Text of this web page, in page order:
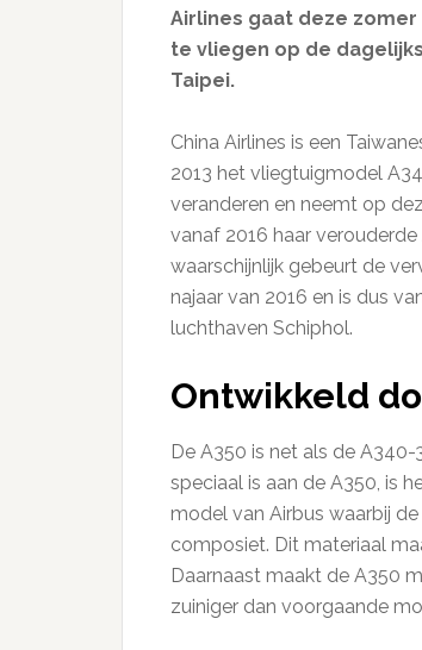
Airlines gaat deze
te vliegen op de
Taipei.
China Airlines is een
2013 het vliegtuigmodel
veranderen en neemt op
vanaf 2016 haar
waarschijnlijk gebeurt de
najaar van 2016 en is dus
luchthaven Schiphol.
Ontwikkeld
De A350 is net als de
speciaal is aan de A350, is
model van Airbus waarbij
composiet. Dit materiaal
Daarnaast maakt de A350
zuiniger dan voorgaande